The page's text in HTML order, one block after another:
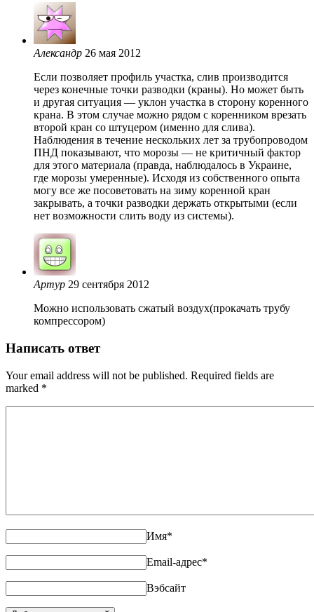
Александр 26 мая 2012
Если позволяет профиль участка, слив производится
через конечные точки разводки (краны). Но может быть
и другая ситуация — уклон участка в сторону коренного
крана. В этом случае можно рядом с коренником врезать
второй кран со штуцером (именно для слива).
Наблюдения в течение нескольких лет за трубопроводом
ПНД показывают, что морозы — не критичный фактор
для этого материала (правда, наблюдалось в Украине,
где морозы умеренные). Исходя из собственного опыта
могу все же посоветовать на зиму коренной кран
закрывать, а точки разводки держать открытыми (если
нет возможности слить воду из системы).
Артур 29 сентября 2012
Можно использовать сжатый воздух(прокачать трубу
компрессором)
Написать ответ
Your email address will not be published. Required fields are
marked *
Имя*
Email-адрес*
Вэбсайт